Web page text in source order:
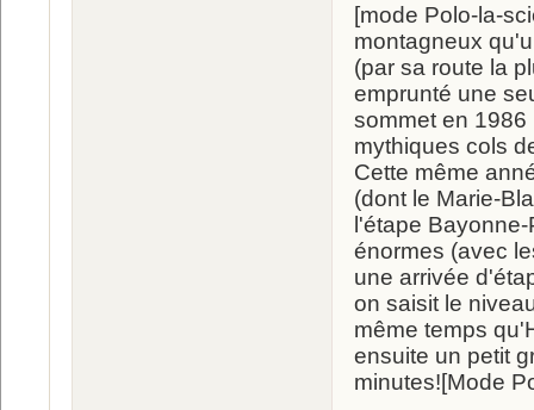
[mode Polo-la-
montagneux
(par sa route la
emprunté une
sommet en 1986
mythiques cols
Cette même
(dont le Marie-
l'étape
énormes (avec
une arrivée
on saisit le
même temps
ensuite un petit
minutes![Mode